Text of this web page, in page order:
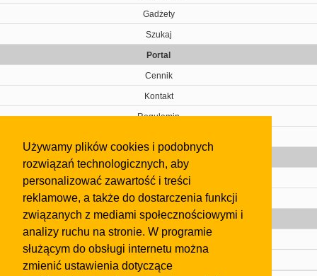
Używamy plików cookies i podobnych
rozwiązań technologicznych, aby
personalizować zawartość i treści
reklamowe, a także do dostarczenia funkcji
związanych z mediami społecznościowymi i
analizy ruchu na stronie. W programie
służącym do obsługi internetu można
zmienić ustawienia dotyczące
Gadżety
Szukaj
Portal
Cennik
Kontakt
Regulamin
Gazeta
Olkusz
Kontakt
Strefa dla biznesu
Biura nieruchomości
Dealerzy i autokomisy